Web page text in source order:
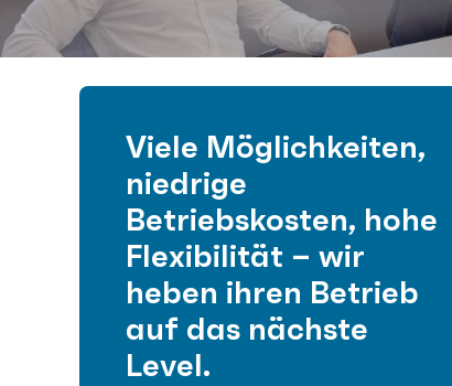
Viele Möglichkeiten,
niedrige
Betriebskosten, hohe
Flexibilität – wir
heben ihren Betrieb
auf das nächste
Level.